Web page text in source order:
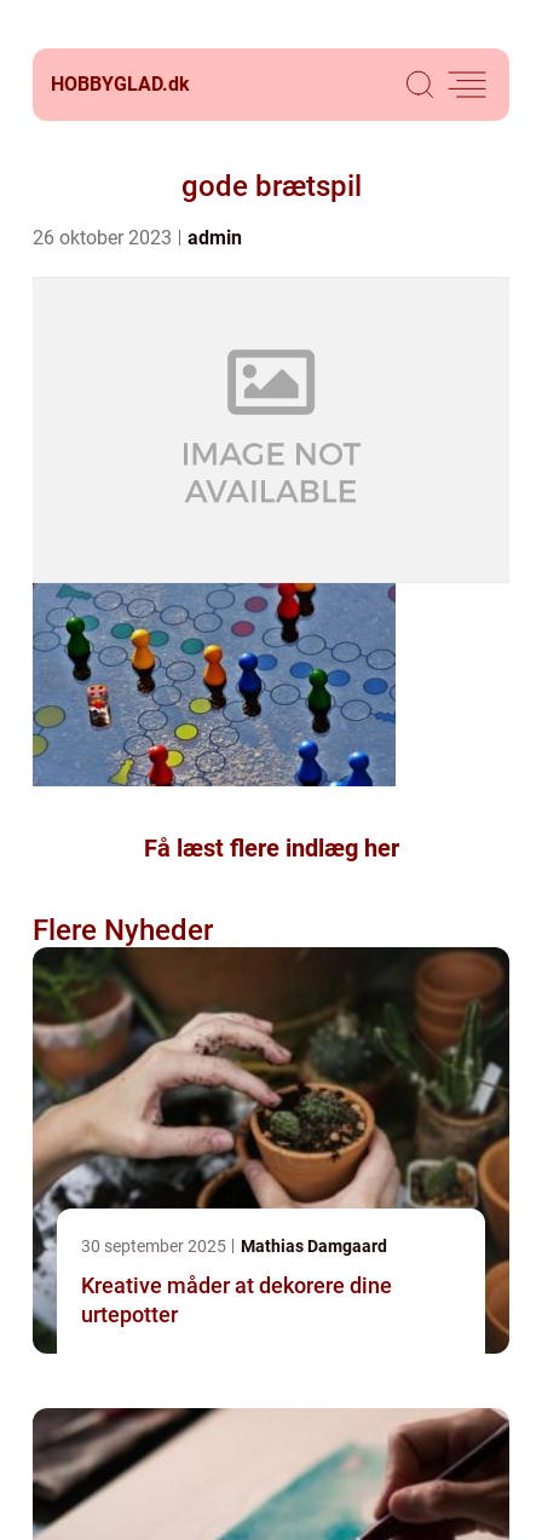
HOBBYGLAD.dk
gode brætspil
26 oktober 2023 admin
Få læst flere indlæg her
Flere Nyheder
30 september 2025 Mathias Damgaard
Kreative måder at dekorere dine
urtepotter